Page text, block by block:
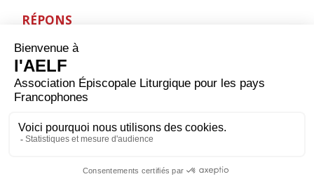
RÉPONS
garde-moi de fuir tes volontés.
ORAISON
Dieu créateur et maître de toutes choses, regarde-
amour, accorde-nous de te servir avec un cœur sans
partage.